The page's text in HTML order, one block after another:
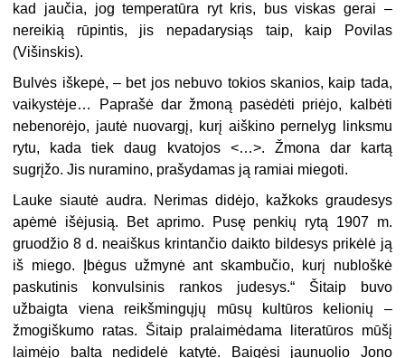
kad jaučia, jog temperatūra ryt kris, bus viskas gerai –
nereikią rūpintis, jis nepadarysiąs taip, kaip Povilas
(Višinskis).
Bulvės iškepė, – bet jos nebuvo tokios skanios, kaip tada,
vaikys­tėje… Paprašė dar žmoną pasėdėti priėjo, kalbėti
nebenorėjo, jautė nuovargį, kurį aiškino pernelyg linksmu
rytu, kada tiek daug kva­tojos <…>. Žmona dar kartą
sugrįžo. Jis nuramino, prašydamas ją ramiai miegoti.
Lauke siautė audra. Nerimas didėjo, kažkoks graudesys
apėmė išėjusią. Bet aprimo. Pusę penkių rytą 1907 m.
gruodžio 8 d. neaiš­kus krintančio daikto bildesys prikėlė ją
iš miego. Įbėgus užmynė ant skambučio, kurį nubloškė
paskutinis konvulsinis rankos judesys.“ Šitaip buvo
užbaigta viena reikšmingųjų mūsų kultūros kelionių –
žmogiškumo ratas. Šitaip pralaimėdama literatūros mūšį
laimėjo bal­ta nedidelė katytė. Baigėsi jaunuolio Jono